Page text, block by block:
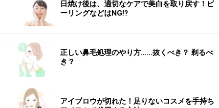
クに頑張りすぎている」ことがわかります。
おうとすると、一時的に体重が落ちることはあっても、
体にも心にも大きなストレスがかかるため、その後にリ
バウンドするケースが非常に多いです。ただ健康を害し
たり、リバウンドしただけ、または、むしろ太りやすい
日焼け後は、適切なケアで美白を取り戻す！ピ
ーリングなどはNG!?
正しい鼻毛処理のやり方……抜くべき？ 剃るべ
き？
アイブロウが切れた！足りないコスメを手持ち